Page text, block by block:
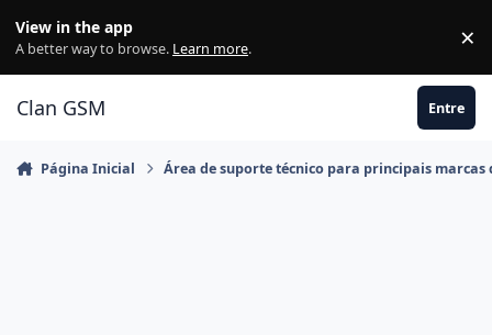
View in the app
A better way to browse. Learn more. ×
Clan GSM Entre
Página Inicial Área de suporte técnico para principais marcas